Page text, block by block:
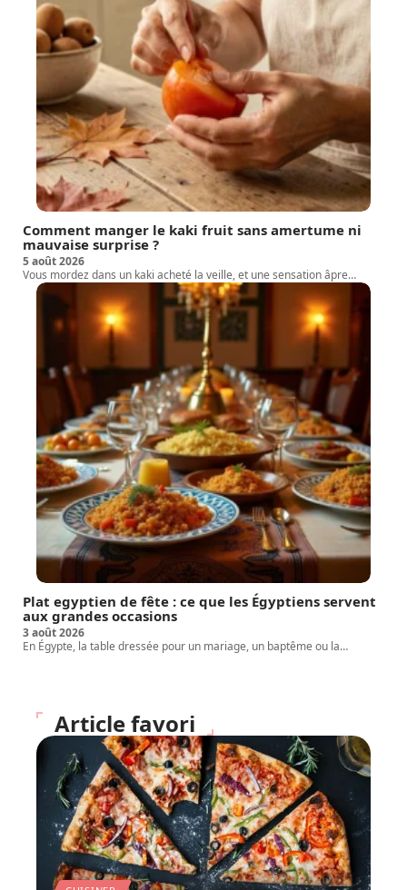
Comment manger le kaki fruit sans amertume ni
mauvaise surprise ?
5 août 2026
Vous mordez dans un kaki acheté la veille, et une sensation âpre…
Plat egyptien de fête : ce que les Égyptiens servent
aux grandes occasions
3 août 2026
En Égypte, la table dressée pour un mariage, un baptême ou la…
Article favori